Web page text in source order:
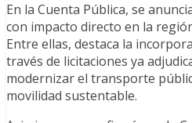
En la Cuenta Pública, se
con impacto directo en la
Entre ellas, destaca la
través de licitaciones ya
modernizar el transporte
movilidad sustentable.